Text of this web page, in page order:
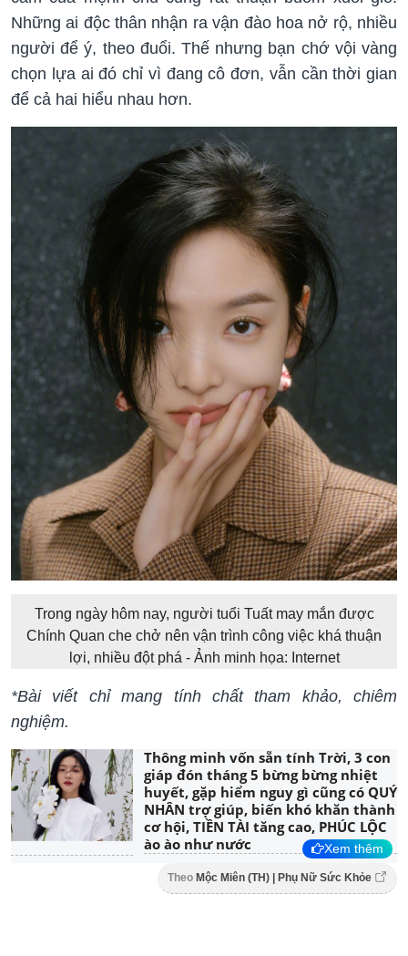
Những ai độc thân nhận ra vận đào hoa nở rộ, nhiều
người để ý, theo đuổi. Thế nhưng bạn chớ vội vàng
chọn lựa ai đó chỉ vì đang cô đơn, vẫn cần thời gian
để cả hai hiểu nhau hơn.
Trong ngày hôm nay, người tuổi Tuất may mắn được
Chính Quan che chở nên vận trình công việc khá thuận
lợi, nhiều đột phá - Ảnh minh họa: Internet
*Bài viết chỉ mang tính chất tham khảo, chiêm
nghiệm.
Thông minh vốn sẵn tính Trời, 3 con
giáp đón tháng 5 bừng bừng nhiệt
huyết, gặp hiểm nguy gì cũng có QUÝ
NHÂN trợ giúp, biến khó khăn thành
cơ hội, TIỀN TÀI tăng cao, PHÚC LỘC
ào ào như nước
Xem thêm
Theo Mộc Miên (TH) | Phụ Nữ Sức Khỏe